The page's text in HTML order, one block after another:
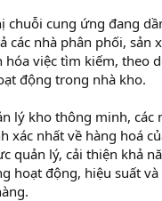
chuỗi cung ứng đang
các nhà phân phối, sản
hóa việc tìm kiếm, theo
động trong nhà kho.
lý kho thông minh, các
xác nhất về hàng hoá
quản lý, cải thiện khả
hoạt động, hiệu suất và